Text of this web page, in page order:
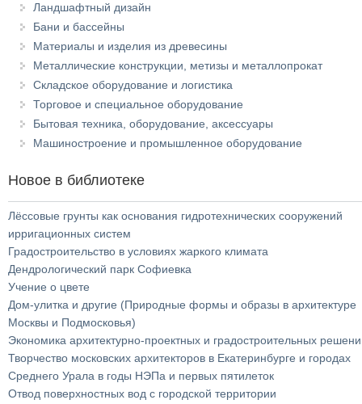
Ландшафтный дизайн
Бани и бассейны
Материалы и изделия из древесины
Металлические конструкции, метизы и металлопрокат
Складское оборудование и логистика
Торговое и специальное оборудование
Бытовая техника, оборудование, аксессуары
Машиностроение и промышленное оборудование
Новое в библиотеке
Лёссовые грунты как основания гидротехнических сооружений
ирригационных систем
Градостроительство в условиях жаркого климата
Дендрологический парк Софиевка
Учение о цвете
Дом-улитка и другие (Природные формы и образы в архитектуре
Москвы и Подмосковья)
Экономика архитектурно-проектных и градостроительных
Творчество московских архитекторов в Екатеринбурге и городах
Среднего Урала в годы НЭПа и первых пятилеток
Отвод поверхностных вод с городской территории